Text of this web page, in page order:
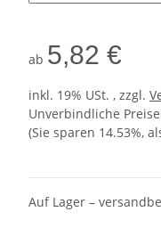
ab 5,82 €
inkl. 19% USt. , zzgl.
Unverbindliche
(Sie sparen 14.53%,
Auf Lager –